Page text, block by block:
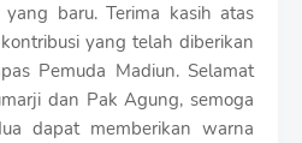
baru. Terima kasih atas
yang telah diberikan
Pemuda Madiun. Selamat
dan Pak Agung, semoga
dapat memberikan warna